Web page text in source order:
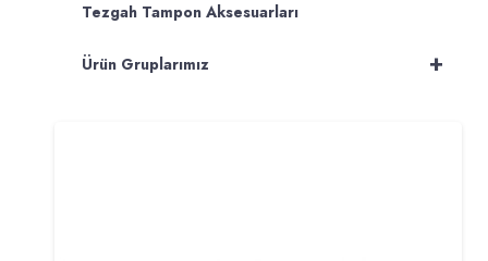
Tezgah Tampon Aksesuarları
+
Ürün Gruplarımız